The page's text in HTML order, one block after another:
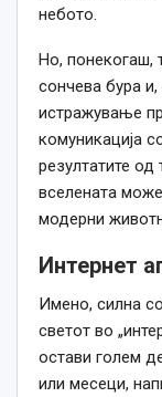
небото.
Но, понекогаш,
сончева бура и,
истражување
комуникација
резултатите
вселената
модерни
Интернет
Имено, силна
светот во
остави голем
или месеци,